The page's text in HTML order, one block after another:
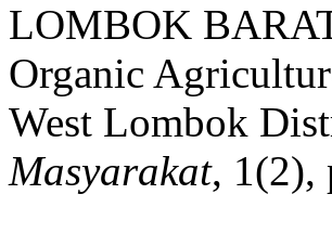
LOMBOK
Organic
West Lombok
Masyarakat, 1(2),